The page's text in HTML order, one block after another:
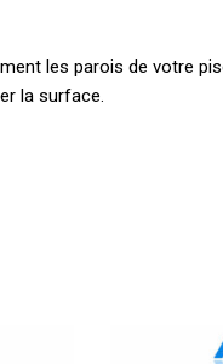
les parois de votre
la surface.